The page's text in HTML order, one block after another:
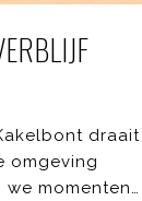
draait
omgeving
momenten…